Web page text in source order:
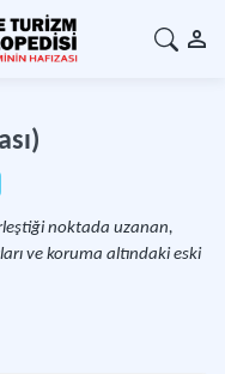
noktada uzanan,
ve koruma altındaki eski